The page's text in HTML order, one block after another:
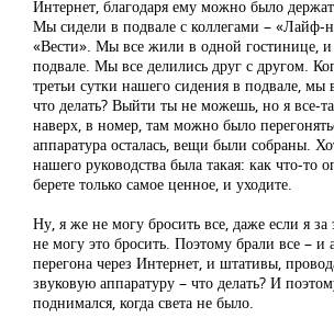
Интернет, благодаря ему можно было
Мы сидели в подвале с коллегами – «Лайф-
«Вести». Мы все жили в одной гостинице, и
подвале. Мы все делились друг с другом.
третьи сутки нашего сидения в подвале, мы
что делать? Выйти ты не можешь, но я все-
наверх, в номер, там можно было
аппаратура осталась, вещи были собраны.
нашего руководства была такая: как что-то
берете только самое ценное, и уходите.
Ну, я же не могу бросить все, даже если я за
не могу это бросить. Поэтому брали все – и
перегона через Интернет, и штативы,
звуковую аппаратуру – что делать? И
поднимался, когда света не было.